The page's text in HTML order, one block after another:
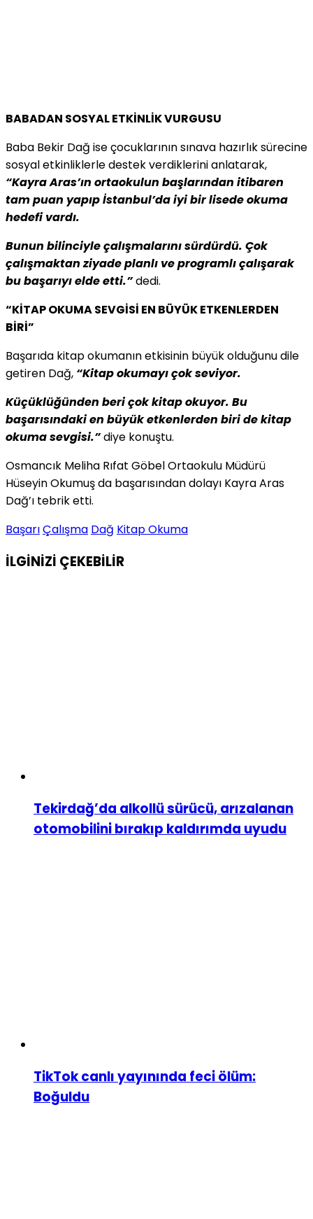
BABADAN SOSYAL ETKİNLİK VURGUSU
Baba Bekir Dağ ise çocuklarının sınava hazırlık sürecine
sosyal etkinliklerle destek verdiklerini anlatarak,
“Kayra Aras’ın ortaokulun başlarından itibaren
tam puan yapıp İstanbul’da iyi bir lisede okuma
hedefi vardı.
Bunun bilinciyle çalışmalarını sürdürdü. Çok
çalışmaktan ziyade planlı ve programlı çalışarak
bu başarıyı elde etti.”dedi.
“KİTAP OKUMA SEVGİSİ EN BÜYÜK ETKENLERDEN
BİRİ”
Başarıda kitap okumanın etkisinin büyük olduğunu dile
getiren Dağ, “Kitap okumayı çok seviyor.
Küçüklüğünden beri çok kitap okuyor. Bu
başarısındaki en büyük etkenlerden biri de kitap
okuma sevgisi.”diye konuştu.
Osmancık Meliha Rıfat Göbel Ortaokulu Müdürü
Hüseyin Okumuş da başarısından dolayı Kayra Aras
Dağ’ı tebrik etti.
BaşarıÇalışma Dağ Kitap Okuma
İLGİNİZİ ÇEKEBİLİR
Tekirdağ’da alkollü sürücü, arızalanan
otomobilini bırakıp kaldırımda uyudu
TikTok canlı yayınında feci ölüm:
Boğuldu